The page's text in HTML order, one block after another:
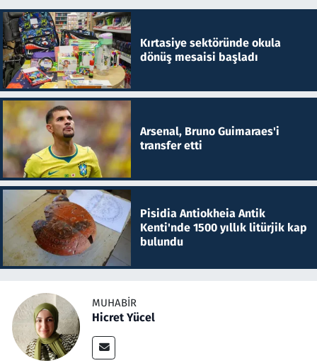
Kırtasiye sektöründe okula
dönüş mesaisi başladı
Arsenal, Bruno Guimaraes'i
transfer etti
Pisidia Antiokheia Antik
Kenti'nde 1500 yıllık litürjik kap
bulundu
MUHABIR
Hicret Yücel